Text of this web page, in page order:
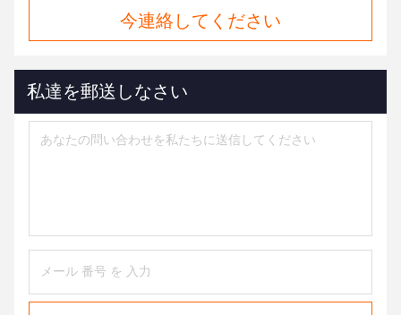
今連絡してください
私達を郵送しなさい